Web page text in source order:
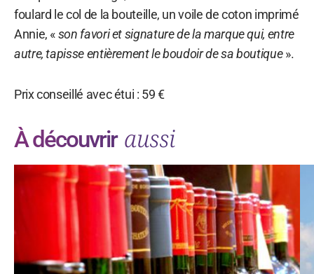
foulard le col de la bouteille, un voile de coton imprimé
Annie, «son favori et signature de la marque qui, entre
autre, tapisse entièrement le boudoir de sa boutique».
Prix conseillé avec étui : 59 €
À découvrir aussi